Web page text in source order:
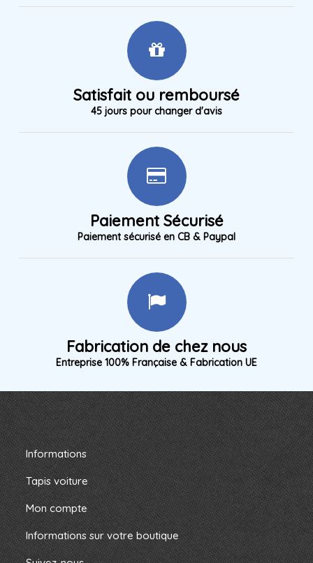
Satisfait ou remboursé
45 jours pour changer d'avis
Paiement Sécurisé
Paiement sécurisé en CB & Paypal
Fabrication de chez nous
Entreprise 100% Française & Fabrication UE
Informations
Tapis voiture
Mon compte
Informations sur votre boutique